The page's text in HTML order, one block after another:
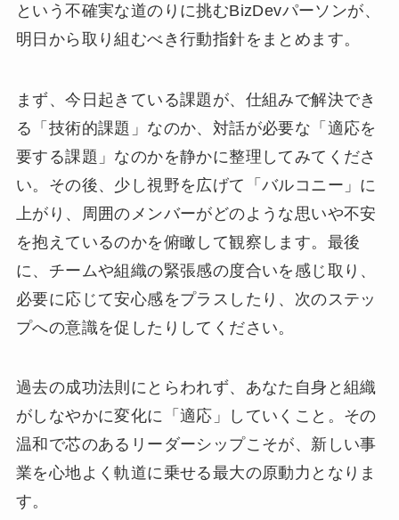
という不確実な道のりに挑むBizDevパーソンが、
明日から取り組むべき行動指針をまとめます。
まず、今日起きている課題が、仕組みで解決でき
る「技術的課題」なのか、対話が必要な「適応を
要する課題」なのかを静かに整理してみてくださ
い。その後、少し視野を広げて「バルコニー」に
上がり、周囲のメンバーがどのような思いや不安
を抱えているのかを俯瞰して観察します。最後
に、チームや組織の緊張感の度合いを感じ取り、
必要に応じて安心感をプラスしたり、次のステッ
プへの意識を促したりしてください。
過去の成功法則にとらわれず、あなた自身と組織
がしなやかに変化に「適応」していくこと。その
温和で芯のあるリーダーシップこそが、新しい事
業を心地よく軌道に乗せる最大の原動力となりま
す。